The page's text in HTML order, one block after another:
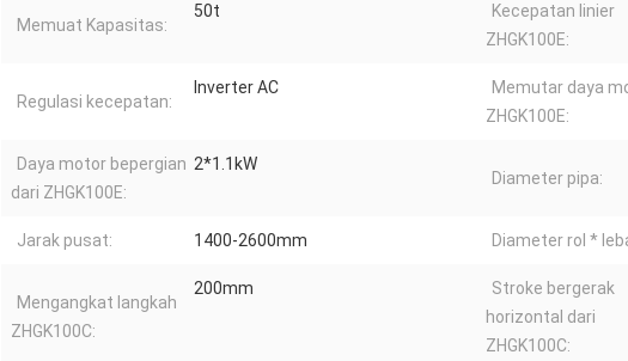
Memuat Kapasitas:
50t
Kecepatan linier
ZHGK100E:
Regulasi kecepatan:
Inverter AC
Memutar daya
ZHGK100E:
Daya motor bepergian
dari ZHGK100E:
2*1.1kW
Diameter pipa:
Jarak pusat: 1400-2600mm Diameter rol *
Mengangkat langkah
ZHGK100C:
200mm
Stroke bergerak
horizontal dari
ZHGK100C: